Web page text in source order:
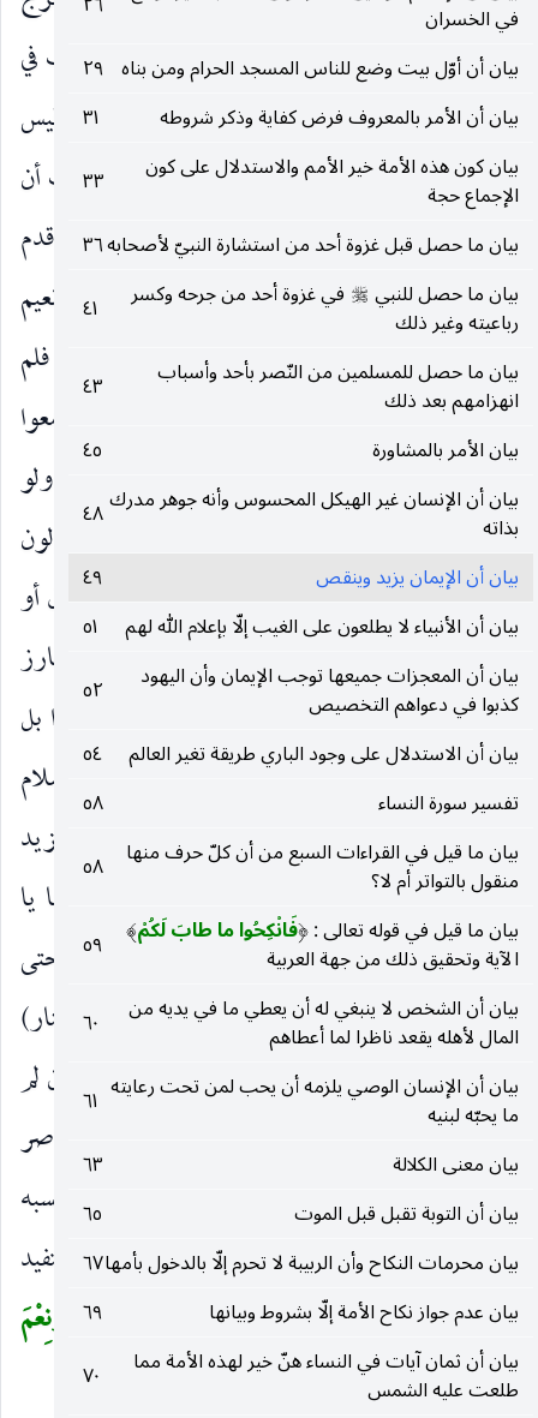
في الخسران
بيان أن أوّل بيت وضع للناس المسجد الحرام ومن بناه ٢٩
بيان أن الأمر بالمعروف فرض كفاية وذكر شروطه
٣١
بيان كون هذه الأمة خير الأمم والاستدلال على كون
الإجماع حجة
٣٣
بيان ما حصل قبل غزوة أحد من استشارة النبيّ لأصحابه٣٦
بيان ما حصل للنبي صلى‌الله‌عليه‌وسلم في غزوة أحد من جرحه وكسر
رباعيته وغير ذلك
٤١
بيان ما حصل للمسلمين من النّصر بأحد وأسباب
انهزامهم بعد ذلك
٤٣
بيان الأمر بالمشاورة
٤٥
بيان أن الإنسان غير الهيكل المحسوس وأنه جوهر مدرك
بذاته
٤٨
بيان أن الإيمان يزيد وينقص
٤٩
بيان أن الأنبياء لا يطلعون على الغيب إلّا بإعلام الله لهم
٥١
بيان أن المعجزات جميعها توجب الإيمان وأن اليهود
كذبوا في دعواهم التخصيص
٥٢
بيان أن الاستدلال على وجود الباري طريقة تغير العالم
٥٤
تفسير سورة النساء
٥٨
بيان ما قيل في القراءات السبع من أن كلّ حرف منها
منقول بالتواتر أم لا؟
٥٨
بيان ما قيل في قوله تعالى : (فَانْكِحُوا ما طابَ لَكُمْ)
الآية وتحقيق ذلك من جهة العربية
٥٩
بيان أن الشخص لا ينبغي له أن يعطي ما في يديه من
المال لأهله يقعد ناظرا لما أعطاهم
٦٠
بيان أن الإنسان الوصي يلزمه أن يحب لمن تحت رعايته
ما يحبّه لبنيه
٦١
بيان معنى الكلالة
٦٣
بيان أن التوبة تقبل قبل الموت
٦٥
بيان محرمات النكاح وأن الربيبة لا تحرم إلّا بالدخول بأمها٦٧
بيان عدم جواز نكاح الأمة إلّا بشروط وبيانها
٦٩
بيان أن ثمان آيات في النساء هنّ خير لهذه الأمة مما
طلعت عليه الشمس
٧٠
في أهل مكة حتى نزل بمر الظهران فأنزل الله الرعب في
قلبه وبدا له أن يرجع ، فمر به ركب من عبد قيس
يريدون المدينة للميرة فشرط لهم حمل بعير من زبيب أن
ثبطوا المسلمين. وقيل : لقي نعيم بن مسعود وقد قدم
معتمرا فسأله ذلك والتزم له عشرا من الإبل ، فخرج نعيم
فوجد المسلمين يتجهزون فقال لهم أتوكم في دياركم فلم
يفلت منكم أحد إلا شريد أفترون أن تخرجوا وقد جمعوا
لكم ففتروا ، فقال
: والذي نفسي بيده لأخرجن ولو
لم يخرج معي أحد فخرج في سبعين راكبا وهم يقولون
حسبنا الله.(فَزادَهُمْ إِيماناً
الضمير المستكن للمقول أو
لمصدر قال أو لفاعله إن أريد به نعيم وحده ، والبارز
للمقول لهم والمعنى : إنهم لم يلتفتوا إليه ولم يضعفوا بل
ثبت به يقينهم بالله وازداد إيمانهم وأظهروا حمية الإسلام
وأخلصوا النية عنده ، وهو دليل على أن الإيمان يزيد
وينقص ويعضده قول ابن عمر رضي الله عنهما(قلنا يا
رسول الله الإيمان يزيد وينقص ، قال : نعم يزيد حتى
يدخل صاحبه الجنة وينقص حتى يدخل صاحبه النار)
وهذا ظاهر إن جعل الطاعة من جملة الإيمان وكذا إن لم
تجعل فإن اليقين يزداد بالإلف وكثرة التأمل وتناصر
الحجج. وَقالُوا حَسْبُنَا اللهُ
محسبنا وكافينا ، من أحسبه
إذا كفاه ويدل على أنه بمعنى المحسب إنه لا يستفيد
بالإضافة تعريفا في قولك هذا رجل حسبك. وَنِعْمَ
الْوَكِيلُ)ونعم الموكول إليه هو.